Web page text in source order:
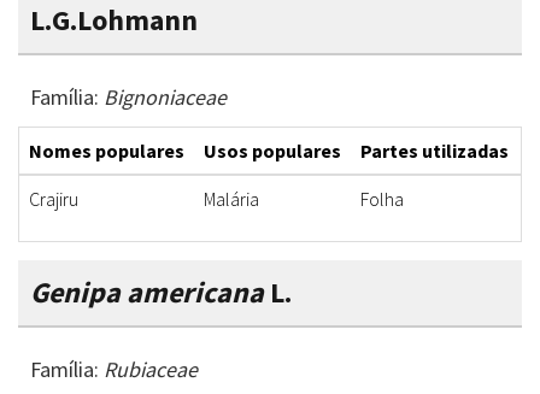
L.G.Lohmann
Família: Bignoniaceae
Nomes populares Usos populares Partes utilizadas
Crajiru
Malária Folha
Genipa americanaL.
Família: Rubiaceae